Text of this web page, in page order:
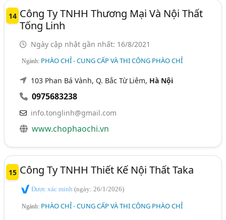
14 Công Ty TNHH Thương Mại Và Nội Thất
Tống Linh
Ngày cập nhật gần nhất: 16/8/2021
Ngành: PHÀO CHỈ - CUNG CẤP VÀ THI CÔNG PHÀO CHỈ
103 Phan Bá Vành, Q. Bắc Từ Liêm, Hà Nội
0975683238
info.tonglinh@gmail.com
www.chophaochi.vn
15 Công Ty TNHH Thiết Kế Nội Thất Taka
Được xác minh(ngày: 26/1/2026)
Ngành: PHÀO CHỈ - CUNG CẤP VÀ THI CÔNG PHÀO CHỈ